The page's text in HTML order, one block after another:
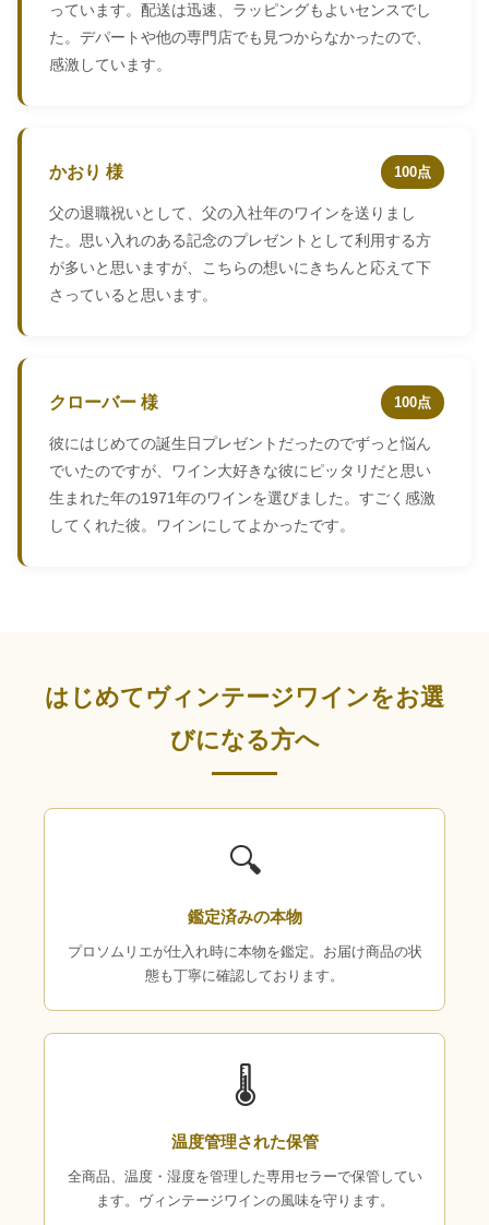
っています。配送は迅速、ラッピングもよいセンスでし
た。デパートや他の専門店でも見つからなかったので、
感激しています。
かおり 様 100点
父の退職祝いとして、父の入社年のワインを送りまし
た。思い入れのある記念のプレゼントとして利用する方
が多いと思いますが、こちらの想いにきちんと応えて下
さっていると思います。
クローバー 様 100点
彼にはじめての誕生日プレゼントだったのでずっと悩ん
でいたのですが、ワイン大好きな彼にピッタリだと思い
生まれた年の1971年のワインを選びました。すごく感激
してくれた彼。ワインにしてよかったです。
はじめてヴィンテージワインをお選
びになる方へ
🔍
鑑定済みの本物
プロソムリエが仕入れ時に本物を鑑定。お届け商品の状
態も丁寧に確認しております。
🌡
温度管理された保管
全商品、温度・湿度を管理した専用セラーで保管してい
ます。ヴィンテージワインの風味を守ります。